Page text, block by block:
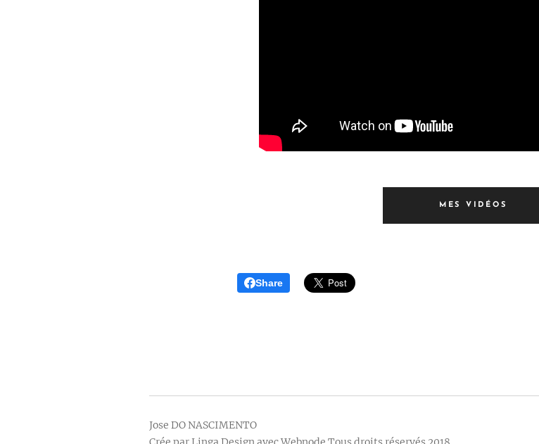
MES VIDÉOS
Share
Jose DO NASCIMENTO